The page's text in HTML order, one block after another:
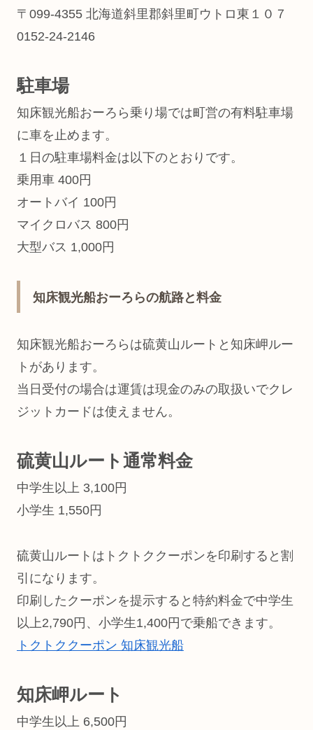
〒099-4355 北海道斜里郡斜里町ウトロ東１０７
0152-24-2146
駐車場
知床観光船おーろら乗り場では町営の有料駐車場
に車を止めます。
１日の駐車場料金は以下のとおりです。
乗用車 400円
オートバイ 100円
マイクロバス 800円
大型バス 1,000円
知床観光船おーろらの航路と料金
知床観光船おーろらは硫黄山ルートと知床岬ルー
トがあります。
当日受付の場合は運賃は現金のみの取扱いでクレ
ジットカードは使えません。
硫黄山ルート通常料金
中学生以上 3,100円
小学生 1,550円
硫黄山ルートはトクトククーポンを印刷すると割
引になります。
印刷したクーポンを提示すると特約料金で中学生
以上2,790円、小学生1,400円で乗船できます。
トクトククーポン 知床観光船
知床岬ルート
中学生以上 6,500円